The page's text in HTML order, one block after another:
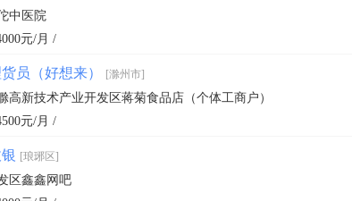
中医院
元/月 /
员（好想来） [滁州市]
高新技术产业开发区蒋菊食品店（个体工商户）
元/月 /
[琅琊区]
区鑫鑫网吧